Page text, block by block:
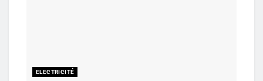
ELECTRICITÉ